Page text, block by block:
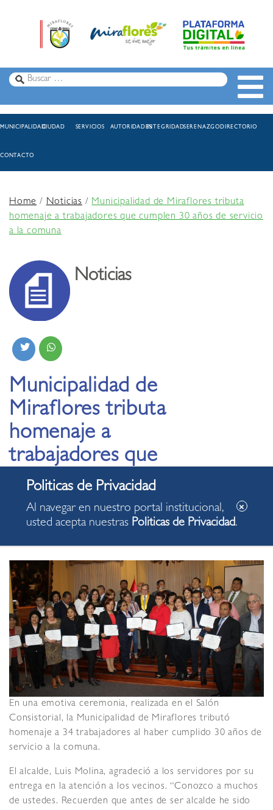
MUNICIPALIDADCIUDAD SERVICIOS AUTORIDADESINTEGRIDADSERENAZGODIRECTORIO
CONTACTO
Home/Noticias /Municipalidad de Miraflores tributa
homenaje a trabajadores que cumplen 30 años de servicio
a la comuna
Noticias
Municipalidad de
Miraflores tributa
homenaje a
trabajadores que
cumplen 30 años de
servicio a la comuna
En una emotiva ceremonia, realizada en el Salón
Consistorial, la Municipalidad de Miraflores tributó
homenaje a 34 trabajadores al haber cumplido 30 años de
servicio a la comuna.
El alcalde, Luis Molina, agradeció a los servidores por su
entrega en la atención a los vecinos. “Conozco a muchos
de ustedes. Recuerden que antes de ser alcalde he sido
Al navegar en nuestro portal institucional,
usted acepta nuestras Politicas de Privacidad.